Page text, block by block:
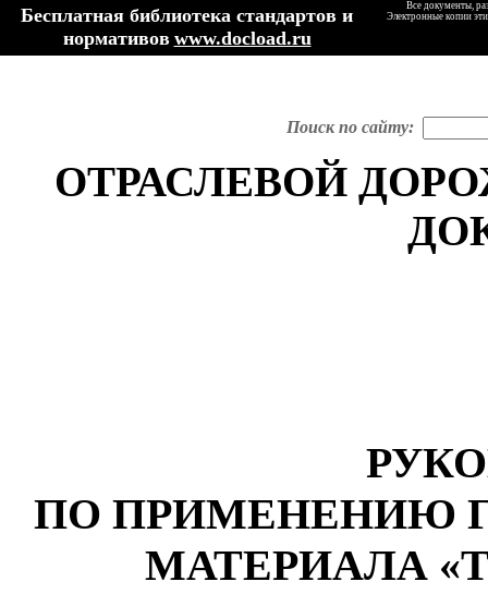
Бесплатная библиотека стандартов и
нормативов www.docload.ru
Все документы,
Электронные копии
Поиск по сайту:
ОТРАСЛЕВОЙ
ПО ПРИМЕНЕНИЮ
МАТЕРИАЛА «